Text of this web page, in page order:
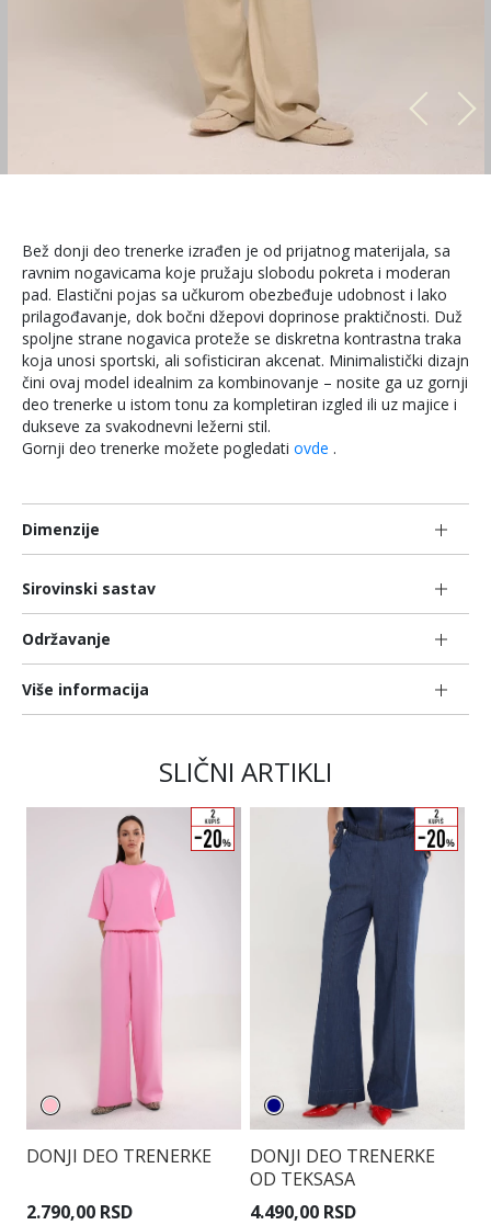
Bež donji deo trenerke izrađen je od prijatnog materijala, sa
ravnim nogavicama koje pružaju slobodu pokreta i moderan
pad. Elastični pojas sa učkurom obezbeđuje udobnost i lako
prilagođavanje, dok bočni džepovi doprinose praktičnosti. Duž
spoljne strane nogavica proteže se diskretna kontrastna traka
koja unosi sportski, ali sofisticiran akcenat. Minimalistički dizajn
čini ovaj model idealnim za kombinovanje – nosite ga uz gornji
deo trenerke u istom tonu za kompletiran izgled ili uz majice i
dukseve za svakodnevni ležerni stil.
Gornji deo trenerke možete pogledati ovde .
Dimenzije
Sirovinski sastav
Održavanje
Više informacija
SLIČNI ARTIKLI
DONJI DEO TRENERKE
2.790,00 RSD
DONJI DEO TRENERKE
OD TEKSASA
4.490,00 RSD